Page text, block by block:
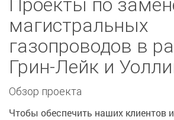
магистральных
газопроводов в
Грин-Лейк и
Обзор проекта
Чтобы обеспечить наших клиентов